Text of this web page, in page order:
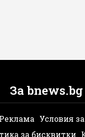
За bnews.bg
Реклама Условия
за бисквитки